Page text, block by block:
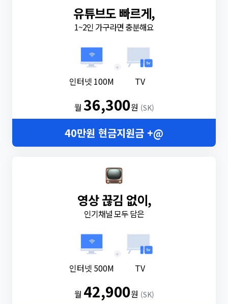
유튜브도 빠르게,
1~2인 가구라면 충분해요
인터넷 100M
+
TV
월36,300원 (SK)
40만원 현금지원금 +@
영상 끊김 없이,
인기채널 모두 담은
인터넷 500M
+
TV
월 42,900원 (SK)